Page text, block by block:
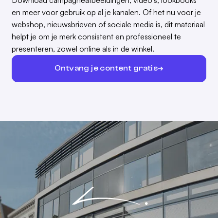
en meer voor gebruik op al je kanalen. Of het nu voor je
webshop, nieuwsbrieven of sociale media is, dit materiaal
helpt je om je merk consistent en professioneel te
presenteren, zowel online als in de winkel.
Ontvang je content gratis